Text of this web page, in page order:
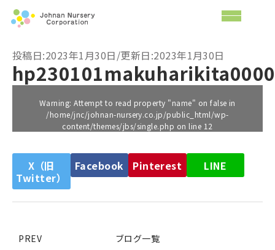
投稿日:2023年1月30日/更新日:2023年1月30日
Warning: Attempt to read property "name" on false in
/home/jnc/johnan-nursery.co.jp/public_html/wp-
content/themes/jbs/single.php on line 12
X（旧
Twitter）
Facebook Pinterest LINE
PREV ブログ一覧